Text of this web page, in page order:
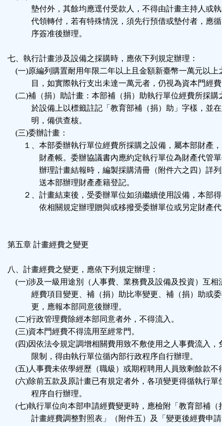
墊付外，其餘均應逕付受款人，不得由計畫主持人或執
代領轉付，若有特殊情況，須先行預借或墊付者，應循
序簽准後辦理。
七、執行計畫涉及設備之採購時，應依下列規定辦理：
(一)原編列購置耐用年限二年以上且金額新臺幣一萬元以上
目，如實際執行支出未達一萬元者，仍視為資本門經
(二)補（捐）助計畫：本部補（捐）助執行單位經費所採購
於設備上以標籤註記「教育部補（捐）助」字樣，並在
明，備供查核。
(三)委辦計畫：
１、本部委辦執行單位經費所採購之設備，屬本部財產，
財產帳。委辦協議書內應約定執行單位為財產代管單
辦理計畫結報時，編製採購清冊（附件六之四）詳列
送本部辦理財產產籍登記。
２、計畫結束後，受委辦單位如須繼續使用設備，本部得
依相關規定辦理贈與或移撥受委辦單位或另定財產代
第五章 計畫經費之變更
八、計畫經費之變更，應依下列規定辦理：
(一)涉及一級用途別（人事費、業務費及設備及投資）互相
經費項目變更、補（捐）助比率變更、補（捐）助或委
更，應報本部同意後辦理。
(二)行政管理費除經本部同意者外，不得流入。
(三)資本門經費不得流用至經常門。
(四)因依法令規定調增相關費用致不敷使用之人事費流入，
限制，得由執行單位循內部行政程序自行辦理。
(五)人事費未依學經歷（職級）或期程聘用人員致剩餘款不
(六)除前五款及原計畫已有規定者外，各項變更得循執行單
程序自行辦理。
(七)執行單位向本部申請經費變更時，應檢附「教育部補（
計畫經費調整對照表」（附件五）及「變更後經費申請